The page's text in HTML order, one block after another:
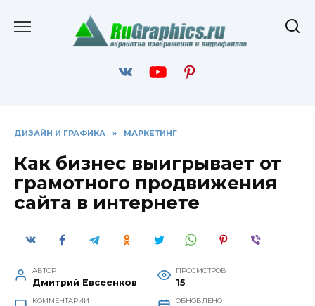
содержанию
ДИЗАЙН И ГРАФИКА » МАРКЕТИНГ
Как бизнес выигрывает от
грамотного продвижения
сайта в интернете
АВТОР
Дмитрий Евсеенков
ПРОСМОТРОВ
15
КОММЕНТАРИИ ОБНОВЛЕНО